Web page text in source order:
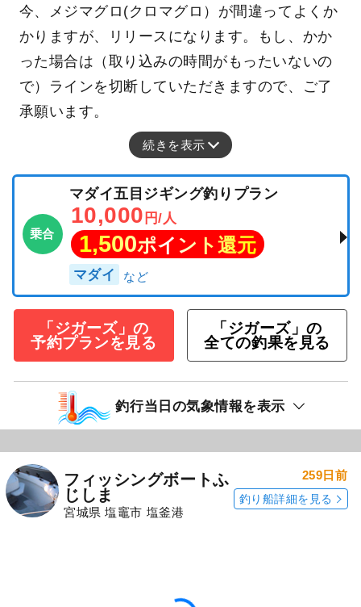
今、メジマグロ(クロマグロ）が間違ってよくか
かりますが、リリースになります。もし、かか
った場合は（取り込みの時間がもったいないの
で）ラインを切断していただきますので、ご了
承願います。
続きを表示
乗合
マダイ五目ジギング釣りプラン
10,000 円/人
1,500ポイント還元
マダイ
「ジガーズ」の
予約プランを見る
「ジガーズ」の
全ての釣果を見る
釣行当日の気象情報を表示
フィッシングボートふ
じしま
宮城県 塩竈市 塩釜港
259日前
釣り船詳細を見る